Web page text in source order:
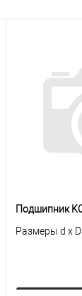
Подшипник
Размеры d x D